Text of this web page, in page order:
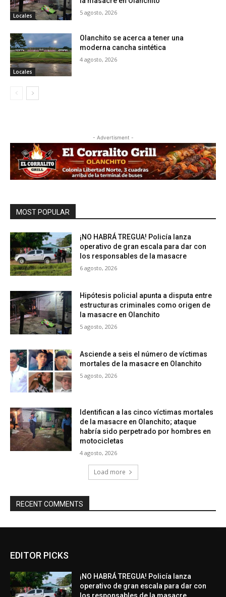
Locales 5 agosto, 2026
Locales
Olanchito se acerca a tener una
moderna cancha sintética
4 agosto, 2026
- Advertisment -
MOST POPULAR
¡NO HABRÁ TREGUA! Policía lanza
operativo de gran escala para dar con
los responsables de la masacre
6 agosto, 2026
Hipótesis policial apunta a disputa entre
estructuras criminales como origen de
la masacre en Olanchito
5 agosto, 2026
Asciende a seis el número de víctimas
mortales de la masacre en Olanchito
5 agosto, 2026
Identifican a las cinco víctimas mortales
de la masacre en Olanchito; ataque
habría sido perpetrado por hombres en
motocicletas
4 agosto, 2026
Load more
RECENT COMMENTS
EDITOR PICKS
¡NO HABRÁ TREGUA! Policía lanza
operativo de gran escala para dar con